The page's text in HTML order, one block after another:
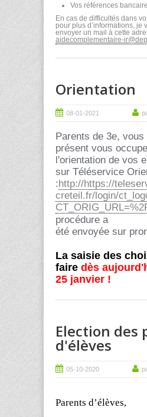
Vos références
En cas de difficultés dans
pour plus d’informations, je
envoyer un mail à cette
aidecomplementaire-
Orientation
08-01-2021
Parents de 3e,
présent vous
l'orientation de vos
sur Téléservice
:http://https://
creteil.fr/login/
procédure a
été envoyée sur
La saisie des
faire dès
25 janvier !
Election des
d'élèves
05-10-2020
Parents d’élèves,